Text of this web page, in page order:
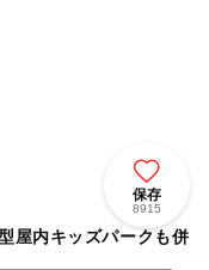
保存
8915
屋内キッズパークも併